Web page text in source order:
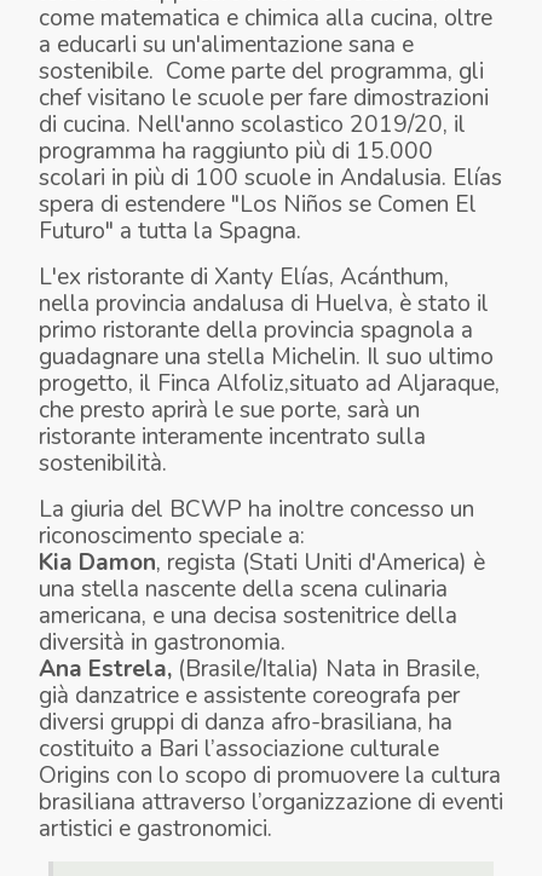
come matematica e chimica alla cucina, oltre
a educarli su un'alimentazione sana e
sostenibile. Come parte del programma, gli
chef visitano le scuole per fare dimostrazioni
di cucina. Nell'anno scolastico 2019/20, il
programma ha raggiunto più di 15.000
scolari in più di 100 scuole in Andalusia. Elías
spera di estendere "Los Niños se Comen El
Futuro" a tutta la Spagna.
L'ex ristorante di Xanty Elías, Acánthum,
nella provincia andalusa di Huelva, è stato il
primo ristorante della provincia spagnola a
guadagnare una stella Michelin. Il suo ultimo
progetto, il Finca Alfoliz,situato ad Aljaraque,
che presto aprirà le sue porte, sarà un
ristorante interamente incentrato sulla
sostenibilità.
La giuria del BCWP ha inoltre concesso un
riconoscimento speciale a:
Kia Damon, regista (Stati Uniti d'America) è
una stella nascente della scena culinaria
americana, e una decisa sostenitrice della
diversità in gastronomia.
Ana Estrela, (Brasile/Italia) Nata in Brasile,
già danzatrice e assistente coreografa per
diversi gruppi di danza afro-brasiliana, ha
costituito a Bari l’associazione culturale
Origins con lo scopo di promuovere la cultura
brasiliana attraverso l’organizzazione di eventi
artistici e gastronomici.